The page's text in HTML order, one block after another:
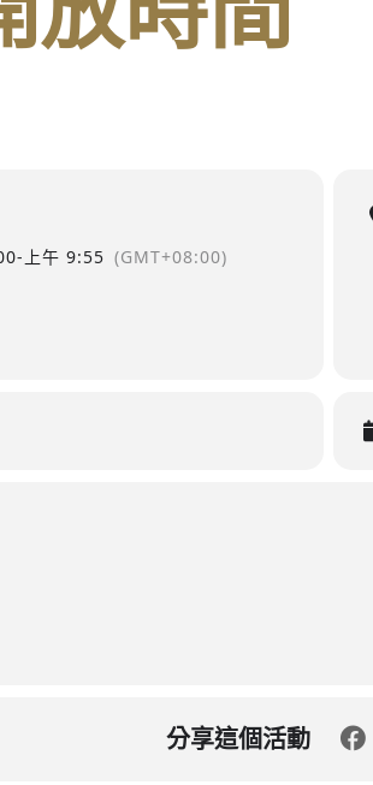
- 上午 9:55 (GMT+08:00)
分享這個活動